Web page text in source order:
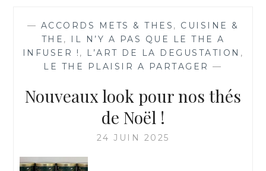
— ACCORDS METS & THES , CUISINE &
THE ,
IL N’Y A PAS QUE LE THE A
INFUSER ! , L’ART DE LA DEGUSTATION ,
LE THE PLAISIR A PARTAGER —
Nouveaux look pour nos thés
de Noël !
24 JUIN 2025